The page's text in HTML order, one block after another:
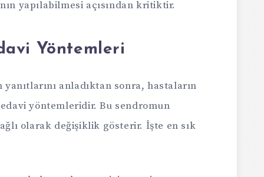
yapılabilmesi açısından kritiktir.
Yöntemleri
anladıktan sonra, hastaların
yöntemleridir. Bu sendromun
olarak değişiklik gösterir. İşte en sık